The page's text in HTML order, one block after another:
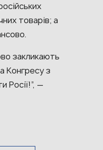
товарів; а
закликають
Конгресу з
Росії!”, —